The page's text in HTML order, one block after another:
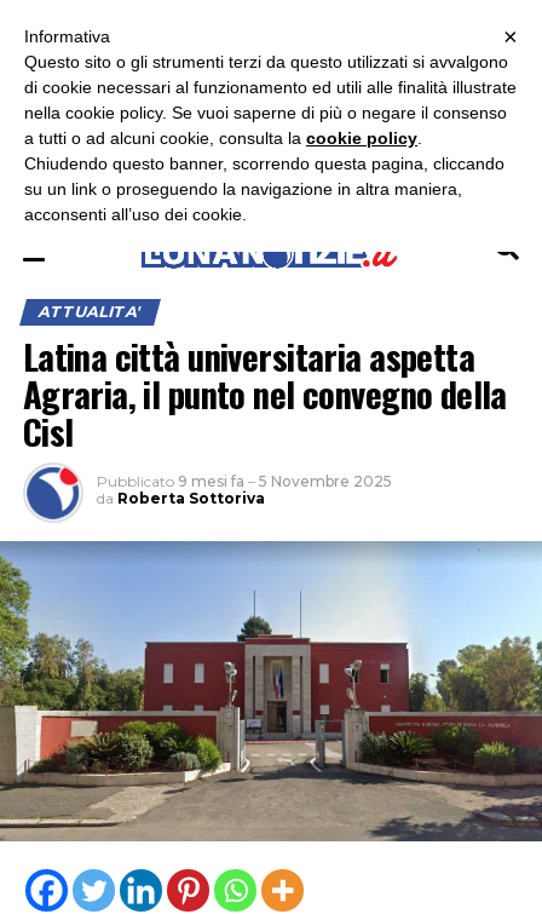
ASCOLTA RADIO LUNA
ATTUALITA'
Latina città universitaria aspetta
Agraria, il punto nel convegno della
Cisl
Pubblicato 9 mesi fa – 5 Novembre 2025
da Roberta Sottoriva
×
×
Informativa
Questo sito o gli strumenti terzi da questo utilizzati si avvalgono
di cookie necessari al funzionamento ed utili alle finalità illustrate
nella cookie policy. Se vuoi saperne di più o negare il consenso
a tutti o ad alcuni cookie, consulta la cookie policy
Chiudendo questo banner, scorrendo questa pagina, cliccando
su un link o proseguendo la navigazione in altra maniera,
acconsenti all’uso dei cookie.